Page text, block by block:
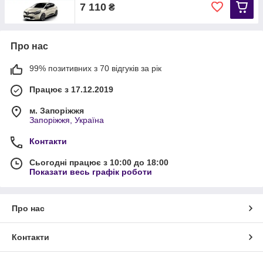
7 110 ₴
Про нас
99% позитивних з 70 відгуків за рік
Працює з 17.12.2019
м. Запоріжжя
Запоріжжя, Україна
Контакти
Сьогодні працює з 10:00 до 18:00
Показати весь графік роботи
Про нас
Контакти